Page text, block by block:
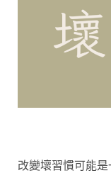
改變壞習慣可能